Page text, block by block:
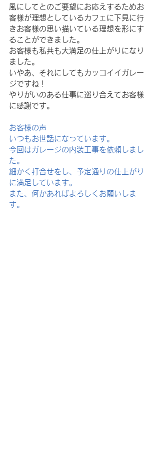
風にしてとのご要望にお応えするためお
客様が理想としているカフェに下見に行
きお客様の思い描いている理想を形にす
ることができました。
お客様も私共も大満足の仕上がりになり
ました。
いやあ、それにしてもカッコイイガレー
ジですね！
やりがいのある仕事に巡り合えてお客様
に感謝です。
お客様の声
いつもお世話になっています。
今回はガレージの内装工事を依頼しまし
た。
細かく打合せをし、予定通りの仕上がり
に満足しています。
また、何かあればよろしくお願いしま
す。